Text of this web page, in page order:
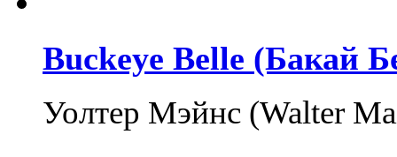
Buckeye Belle (Бакай
Уолтер Мэйнс (Walter